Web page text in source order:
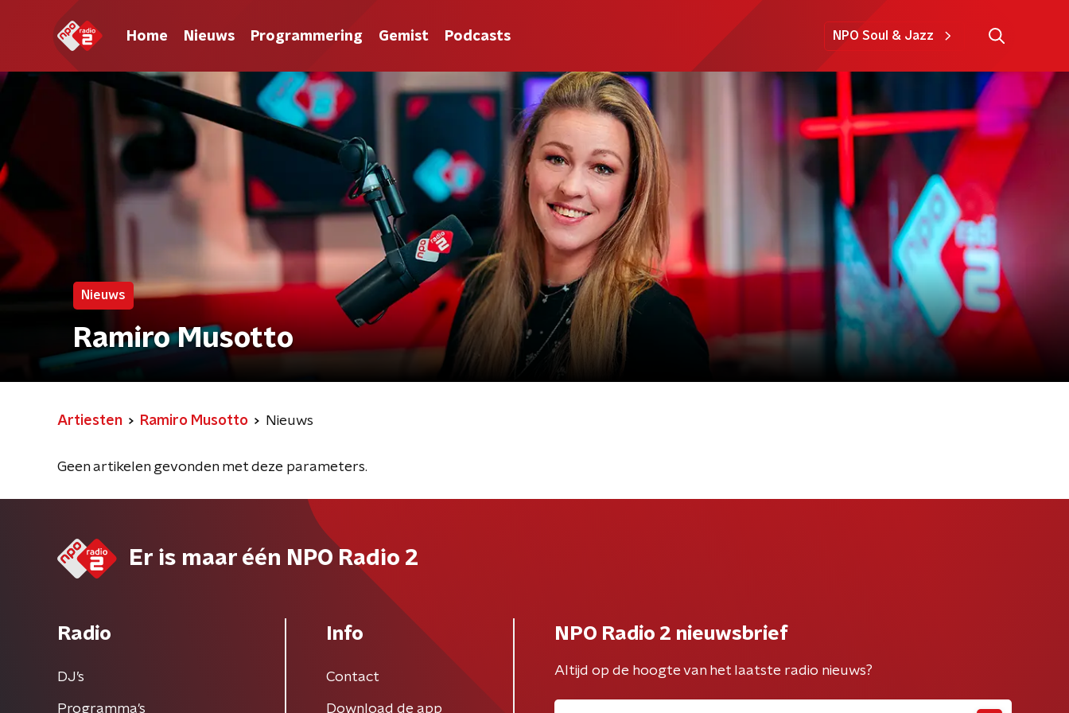
Home Nieuws Programmering Gemist Podcasts NPO Soul & Jazz
Nieuws
Ramiro Musotto
Artiesten Ramiro Musotto Nieuws
Geen artikelen gevonden met deze parameters.
Er is maar één NPO Radio 2
Radio
DJ’s
Programma's
Info
Contact
Download de app
NPO Radio 2 nieuwsbrief
Altijd op de hoogte van het laatste radio nieuws?